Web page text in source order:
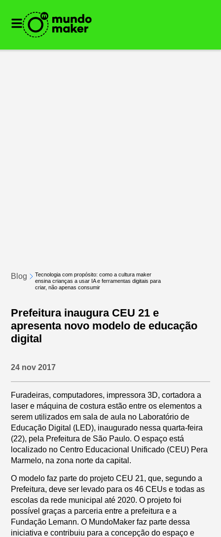
Blog
Tecnologia com propósito: como a cultura maker
ensina crianças a usar IA e ferramentas digitais para
criar, não apenas consumir
Prefeitura inaugura CEU 21 e
apresenta novo modelo de educação
digital
24 nov 2017
Furadeiras, computadores, impressora 3D, cortadora a
laser e máquina de costura estão entre os elementos a
serem utilizados em sala de aula no Laboratório de
Educação Digital (LED), inaugurado nessa quarta-feira
(22), pela Prefeitura de São Paulo. O espaço está
localizado no Centro Educacional Unificado (CEU) Pera
Marmelo, na zona norte da capital.
O modelo faz parte do projeto CEU 21, que, segundo a
Prefeitura, deve ser levado para os 46 CEUs e todas as
escolas da rede municipal até 2020. O projeto foi
possível graças a parceria entre a prefeitura e a
Fundação Lemann. O MundoMaker faz parte dessa
iniciativa e contribuiu para a concepção do espaço e